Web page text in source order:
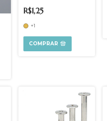
R$1,25
+1
COMPRAR